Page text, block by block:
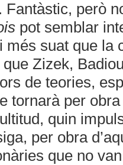
Fantàstic, però
pot semblar
suat que la
Zizek,
de teories,
tornarà per
quin
per obra
que no